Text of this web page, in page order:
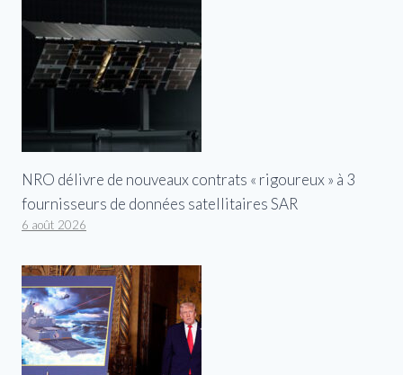
NRO délivre de nouveaux contrats « rigoureux » à 3
fournisseurs de données satellitaires SAR
6 août 2026